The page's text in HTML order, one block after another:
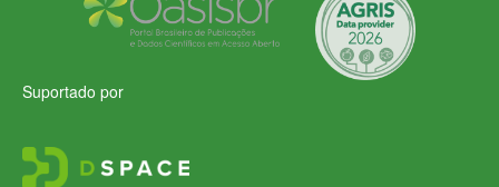
Suportado por